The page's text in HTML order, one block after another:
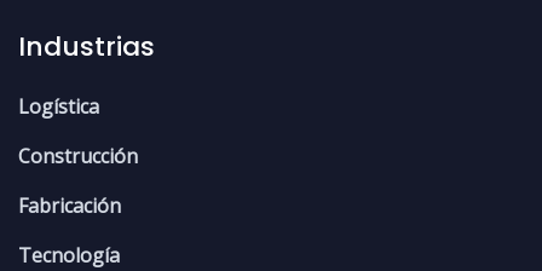
Industrias
Logística
Construcción
Fabricación
Tecnología